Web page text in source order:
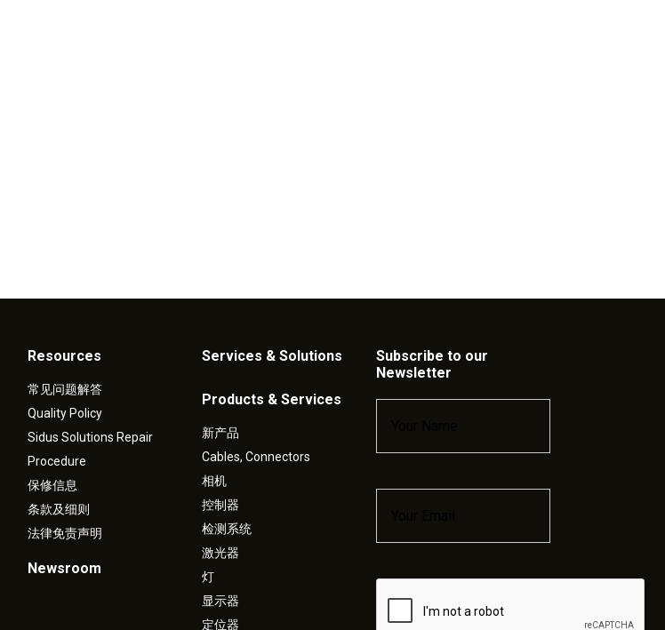
Resources
常见问题解答
Quality Policy
Sidus Solutions Repair
Procedure
保修信息
条款及细则
法律免责声明
Newsroom
Services & Solutions
Products & Services
新产品
Cables, Connectors
相机
控制器
检测系统
激光器
灯
显示器
定位器
Subscribe to our
Newsletter